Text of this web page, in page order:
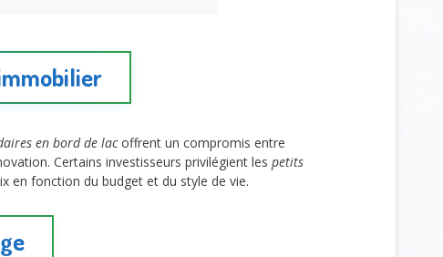
en bord de lacoffrent un compromis entre
Certains investisseurs privilégient les petits
en fonction du budget et du style de vie.